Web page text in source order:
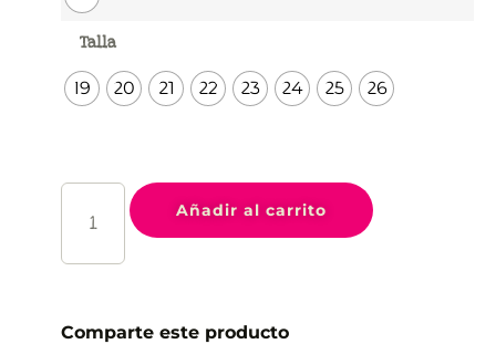
Talla
19 20 21 22 23 24 25 26
Añadir al carrito
Comparte este producto